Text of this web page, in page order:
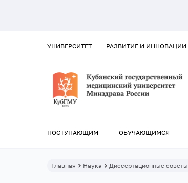
УНИВЕРСИТЕТ РАЗВИТИЕ И ИННОВАЦИИ
ПОСТУПАЮЩИМ ОБУЧАЮЩИМСЯ
Главная Наука Диссертационные советы